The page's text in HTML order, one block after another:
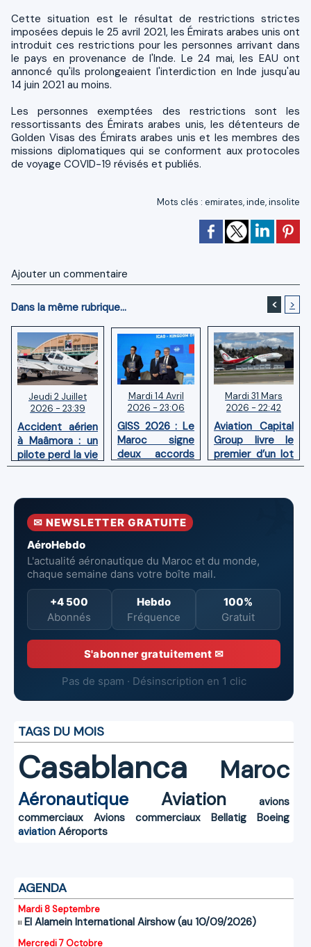
Cette situation est le résultat de restrictions strictes
imposées depuis le 25 avril 2021, les Émirats arabes unis ont
introduit ces restrictions pour les personnes arrivant dans
le pays en provenance de l'Inde. Le 24 mai, les EAU ont
annoncé qu'ils prolongeaient l'interdiction en Inde jusqu'au
14 juin 2021 au moins.
Les personnes exemptées des restrictions sont les
ressortissants des Émirats arabes unis, les détenteurs de
Golden Visas des Émirats arabes unis et les membres des
missions diplomatiques qui se conforment aux protocoles
de voyage COVID-19 révisés et publiés.
Mots clés : emirates,inde,insolite
Ajouter un commentaire
Dans la même rubrique... < >
Jeudi 2 Juillet
2026 - 23:39
Accident aérien
à Maâmora : un
pilote perd la vie
en combat
incendie
Mardi 14 Avril
2026 - 23:06
GISS 2026 : Le
Maroc signe
deux accords
avec l'OACI
la surveillance
aériennes.
Mardi 31 Mars
2026 - 22:42
Aviation Capital
Group livre le
premier d’un lot
de six Boeing
neufs à Royal Air
✉ NEWSLETTER GRATUITE
AéroHebdo
L'actualité aéronautique du Maroc et du monde,
chaque semaine dans votre boîte mail.
+4 500
Abonnés
Hebdo
Fréquence
100%
Gratuit
S'abonner gratuitement ✉
Pas de spam · Désinscription en 1 clic
TAGS DU MOIS
Casablanca Maroc
Aéronautique Aviation
avions
commerciaux
Avions commerciaux Bellatig
Boeing
aviation Aéroports
AGENDA
Mardi 8 Septembre
El Alamein International Airshow (au 10/09/2026)
Mercredi 7 Octobre